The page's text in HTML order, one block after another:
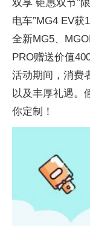
双享 钜惠双节”
电车”MG4 EV获
全新MG5、
PRO赠送价值
活动期间，消费
以及丰厚礼遇。
你定制！